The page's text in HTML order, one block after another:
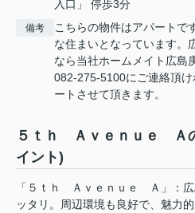
入口」 停歩3分
備考
こちらの物件はアパートで
な住まいとなっています。
なら当社ホームメイト広島
082-275-5100にご連絡頂
ートさせて頂きます。
５ｔｈ Ａｖｅｎｕｅ Ａ
イント)
「５ｔｈ Ａｖｅｎｕｅ Ａ」：
ッタリ。周辺環境も良好で、魅力